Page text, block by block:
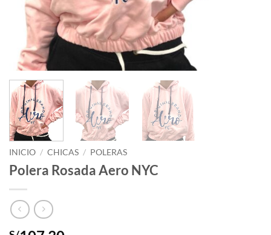
INICIO / CHICAS / POLERAS
Polera Rosada Aero NYC